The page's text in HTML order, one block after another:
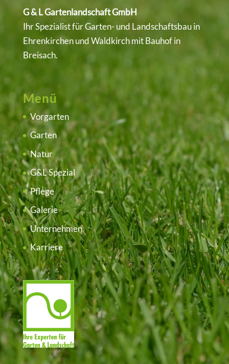
G & L Gartenlandschaft GmbH
Ihr Spezialist für Garten- und Landschaftsbau in
EhrenkirchenundWaldkirchmit Bauhof in
Breisach.
Menü
Vorgarten
Garten
Natur
G&L Spezial
Pflege
Galerie
Unternehmen
Karriere